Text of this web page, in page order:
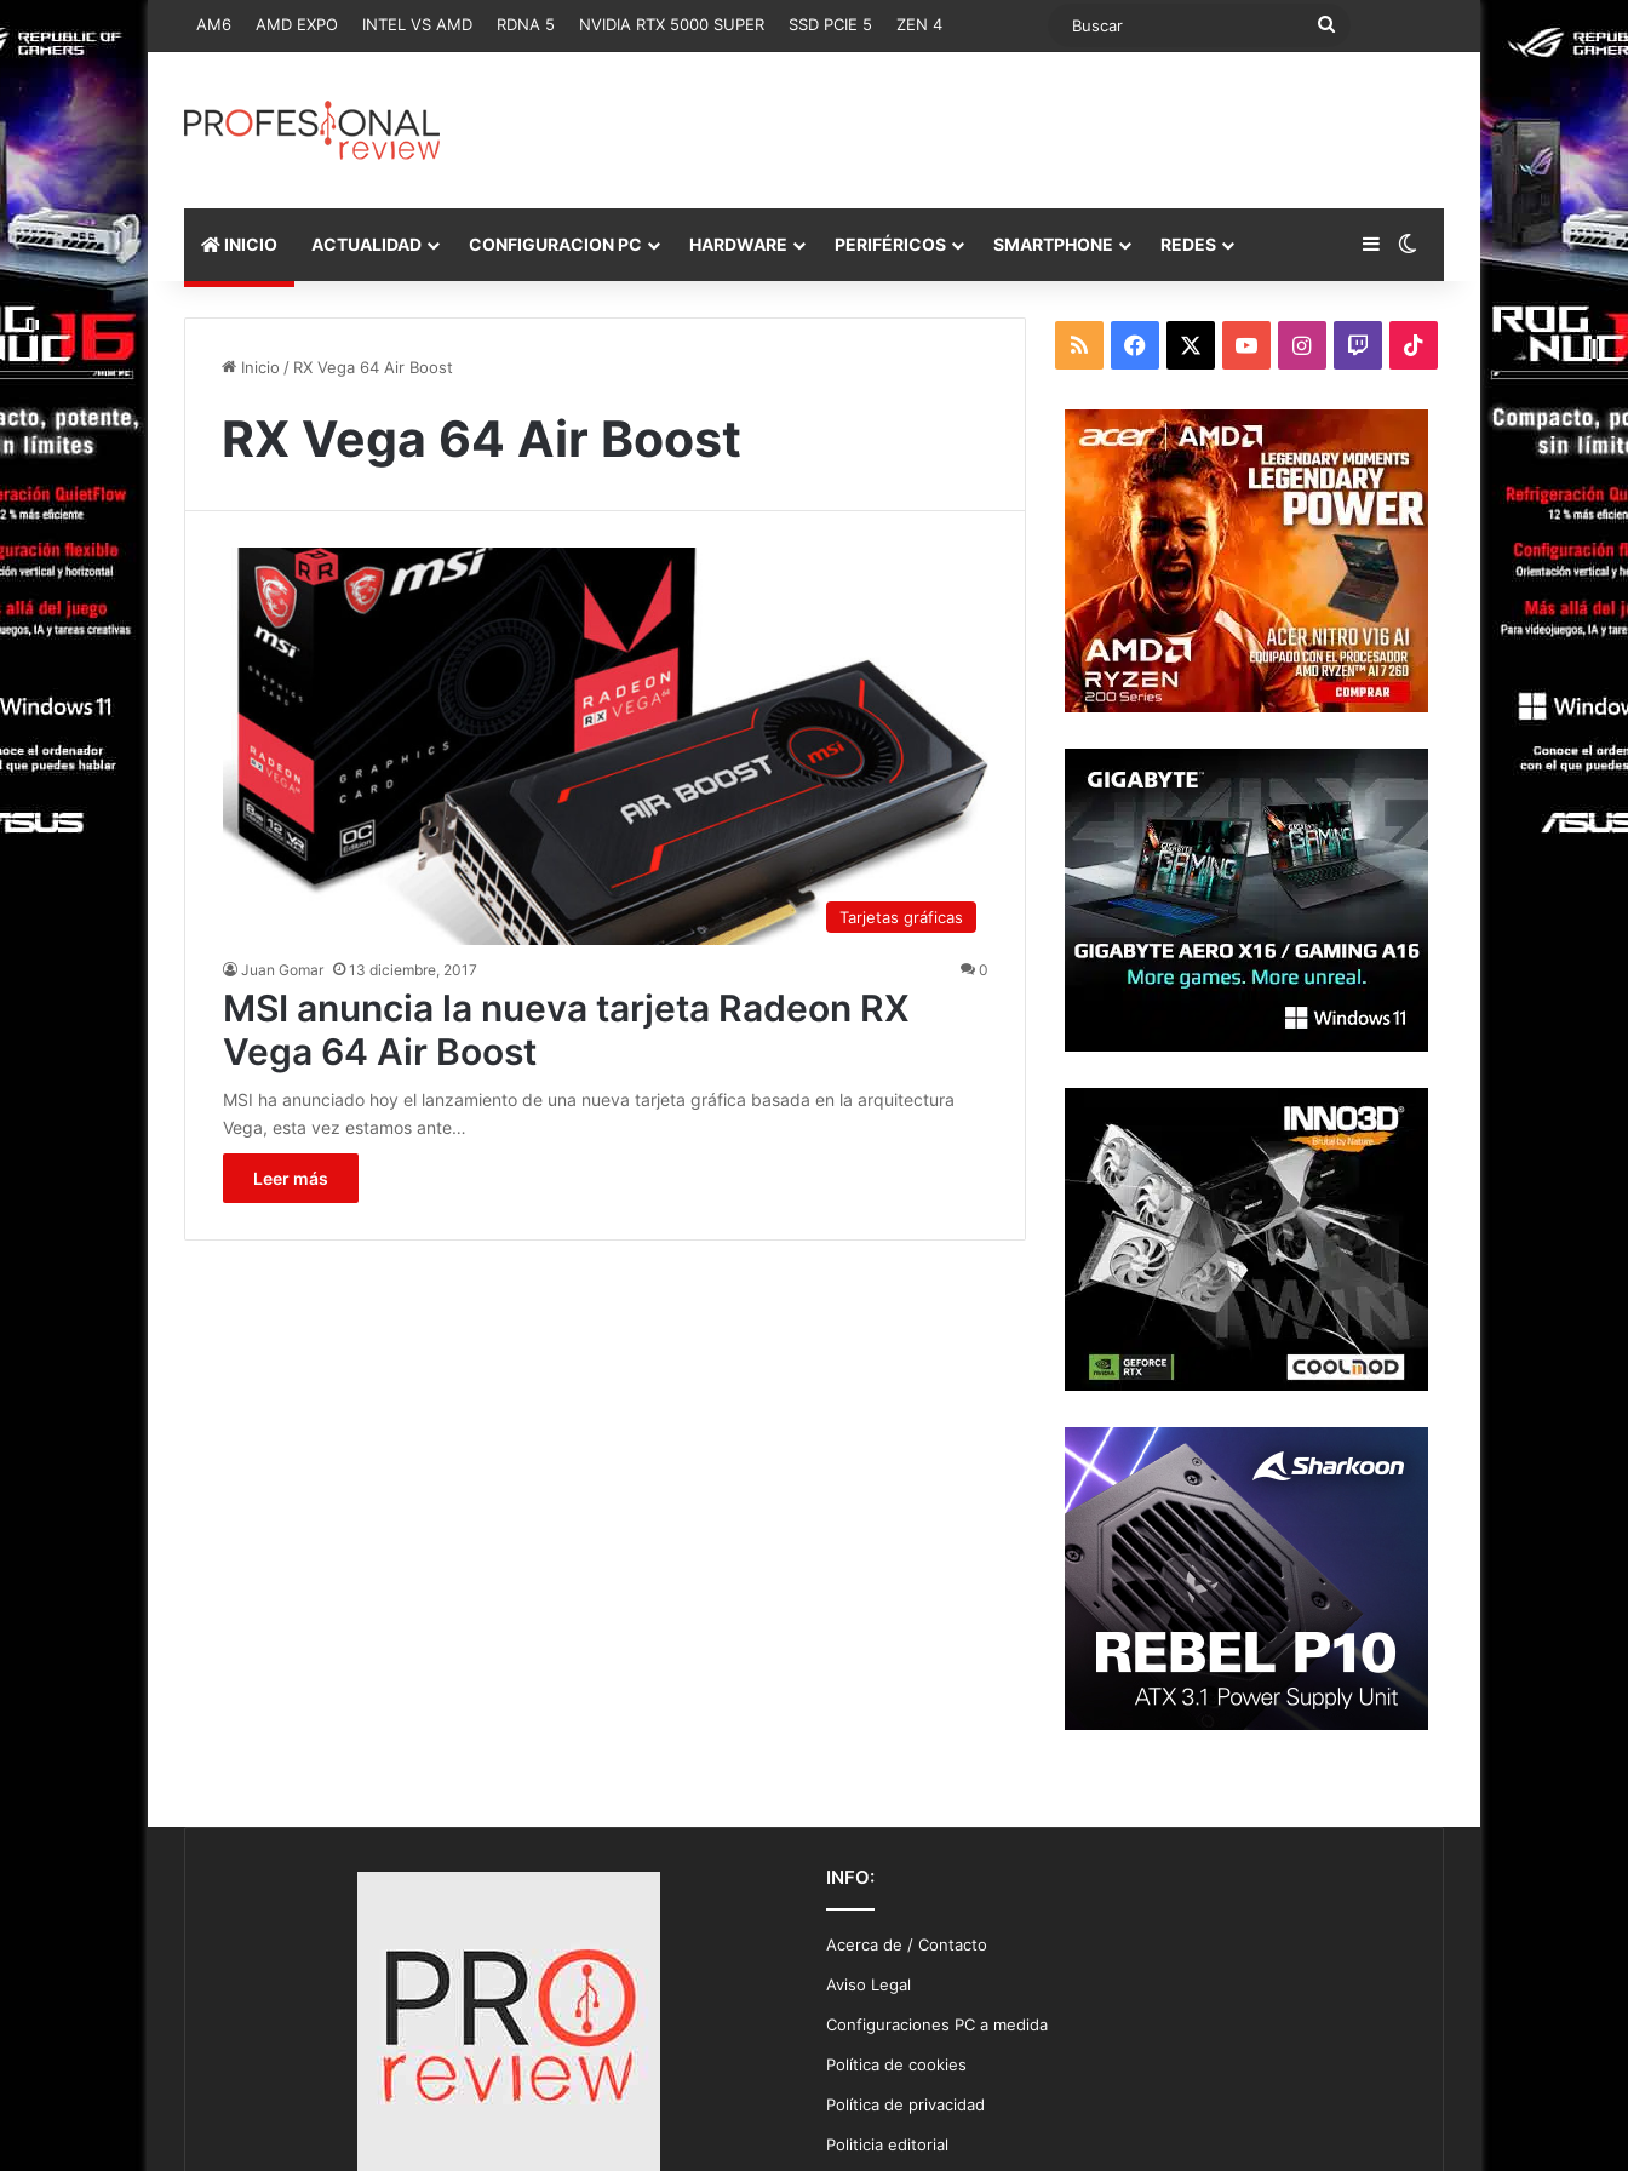
AM6 AMD EXPO INTEL VS AMD RDNA 5 NVIDIA RTX 5000 SUPER SSD PCIE 5 ZEN 4 Buscar
INICIO ACTUALIDAD CONFIGURACION PC HARDWARE PERIFÉRICOS SMARTPHONE REDES Barra lateral
Switch skin
Inicio / RX Vega 64 Air Boost
RX Vega 64 Air Boost
Tarjetas gráficas
Juan Gomar 13 diciembre, 2017 0
MSI anuncia la nueva tarjeta Radeon RX
Vega 64 Air Boost
MSI ha anunciado hoy el lanzamiento de una nueva tarjeta gráfica basada en la arquitectura
Vega, esta vez estamos ante…
Leer más
RSS Facebook YouTubeInstagram
TwitchTikTok
INFO:
Acerca de / Contacto
Aviso Legal
Configuraciones PC a medida
Política de cookies
Política de privacidad
Politicia editorial